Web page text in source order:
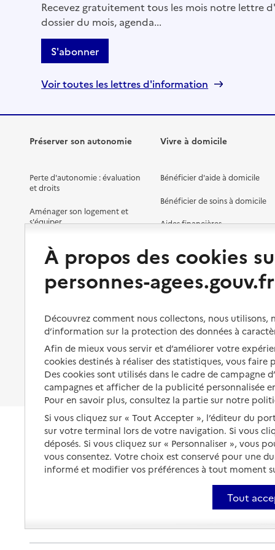
Adresse
20 Impasse de la Valenceaude
Gond-Pontouvre
06 22 61 80 62
Contact
Mis à jour le : 20/09/2023
Adresse
104 Rue Monlogis
Contact
Site internet
Rapport HAS
Source des données : Ma Boussole Aidants
SOLIHA Charente
Adresse
127 Rue de Royan
16710-Saint-Yrieix-sur-Charente
0545956202
Contact
Site internet
Rapport HAS
Source des données : Ma Boussole Aidants
Mis à jour le : 27/03/2026
SOS Soins de support de Charente - Ligue Contre le
Recevez gratuitement tous les mois notre lettre
dossier du mois, agenda...
S'abonner
Voir toutes les lettres d'information
Préserver son autonomie
Perte d'autonomie : évaluation
et droits
Aménager son logement et
s'équiper
Préserver son autonomie et sa
santé
Organiser à l'avance sa propre
protection
Les obligations de la famille
À qui s’adresser ?
Les politiques du grand âge
Vivre à domicile
Bénéficier d'aide à domicile
Bénéficier de soins à domicile
Aides financières
Vivre à domicile avec une
Être hospitalisé
Fin de vie à domicile
À propos des cookies
personnes-agees.gouv.fr
Découvrez comment nous collectons, nous
d’information sur la protection des données à
Afin de mieux vous servir et d’améliorer votre
cookies destinés à réaliser des statistiques, vous
Des cookies sont utilisés dans le cadre de
campagnes et afficher de la publicité personnalisée
Pour en savoir plus, consultez la partie sur notre
Si vous cliquez sur « Tout Accepter », l’éditeur du
sur votre terminal lors de votre navigation. Si vous
déposés. Si vous cliquez sur « Personnaliser », vous
vous consentez. Votre choix est conservé pour une
informé et modifier vos préférences à tout moment
Tout